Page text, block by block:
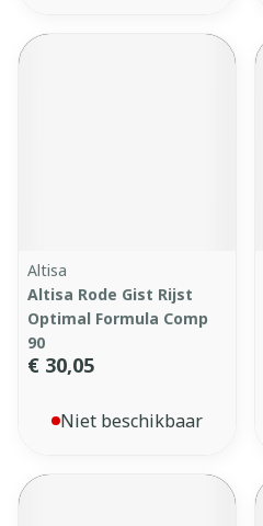
Altisa
Altisa Rode Gist Rijst
Optimal Formula Comp
90
€ 30,05
Niet beschikbaar